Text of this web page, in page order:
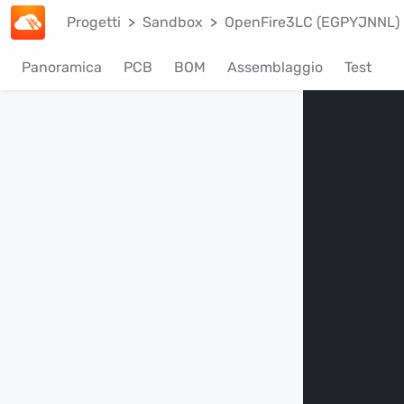
Progetti Sandbox OpenFire3LC (EGPYJNNL)
Panoramica PCB BOM Assemblaggio Test